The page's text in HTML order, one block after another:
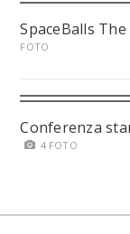
SpaceBalls The
FOTO
Conferenza
4 FOTO